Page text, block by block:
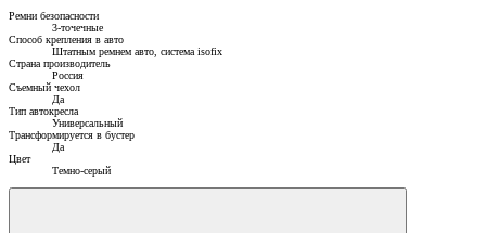
Ремни безопасности
3-точечные
Способ крепления в авто
Штатным ремнем авто, система isofix
Страна производитель
Россия
Съемный чехол
Да
Тип автокресла
Универсальный
Трансформируется в бустер
Да
Цвет
Темно-серый